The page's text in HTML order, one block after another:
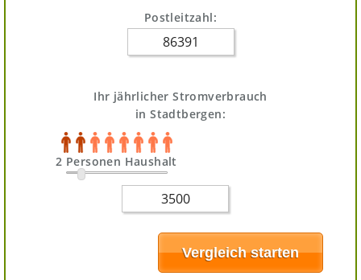
Postleitzahl:
Ihr jährlicher Stromverbrauch
in Stadtbergen:
2 Personen Haushalt